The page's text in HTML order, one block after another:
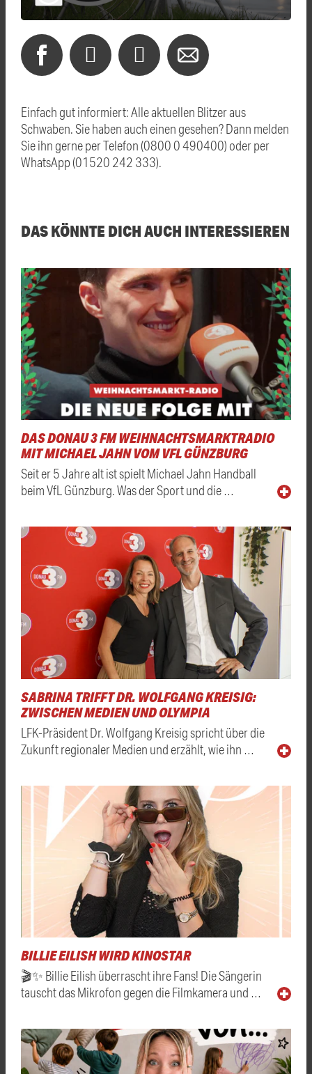
Einfach gut informiert: Alle aktuellen Blitzer aus
Schwaben. Sie haben auch einen gesehen? Dann melden
Sie ihn gerne per Telefon (0800 0 490400) oder per
WhatsApp (01520 242 333).
DAS KÖNNTE DICH AUCH INTERESSIEREN
DAS DONAU 3 FM WEIHNACHTSMARKTRADIO
MIT MICHAEL JAHN VOM VFL GÜNZBURG
Seit er 5 Jahre alt ist spielt Michael Jahn Handball
beim VfL Günzburg. Was der Sport und die …
SABRINA TRIFFT DR. WOLFGANG KREISIG:
ZWISCHEN MEDIEN UND OLYMPIA
LFK-Präsident Dr. Wolfgang Kreisig spricht über die
Zukunft regionaler Medien und erzählt, wie ihn …
BILLIE EILISH WIRD KINOSTAR
🎬✨ Billie Eilish überrascht ihre Fans! Die Sängerin
tauscht das Mikrofon gegen die Filmkamera und …